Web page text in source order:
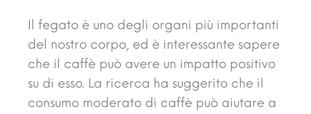
Il fegato è uno degli organi più importanti
del nostro corpo, ed è interessante sapere
che il caffè può avere un impatto positivo
su di esso. La ricerca ha suggerito che il
consumo moderato di caffè può aiutare a